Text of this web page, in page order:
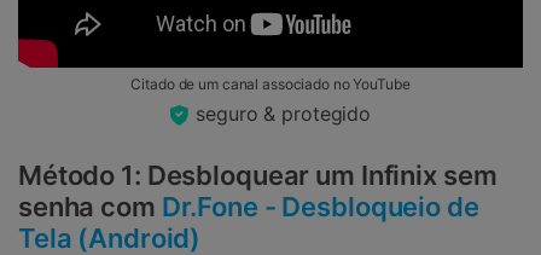
Citado de um canal associado no YouTube
seguro & protegido
Método 1: Desbloquear um Infinix sem
senha com Dr.Fone - Desbloqueio de
Tela (Android)